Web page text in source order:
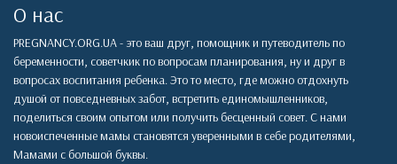
О нас
PREGNANCY.ORG.UA - это ваш друг, помощник и путеводитель по
беременности, советчкик по вопросам планирования, ну и друг в
вопросах воспитания ребенка. Это то место, где можно отдохнуть
душой от повседневных забот, встретить единомышленников,
поделиться своим опытом или получить бесценный совет. С нами
новоиспеченные мамы становятся уверенными в себе родителями,
Мамами с большой буквы.